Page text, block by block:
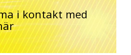
i kontakt med